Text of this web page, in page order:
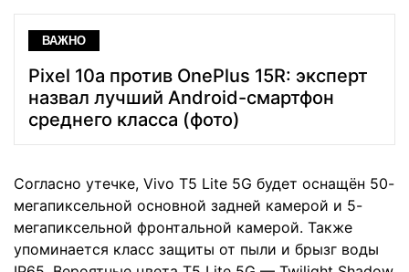
ВАЖНО
Pixel 10a против OnePlus 15R: эксперт
назвал лучший Android-смартфон
среднего класса (фото)
Согласно утечке, Vivo T5 Lite 5G будет оснащён 50-
мегапиксельной основной задней камерой и 5-
мегапиксельной фронтальной камерой. Также
упоминается класс защиты от пыли и брызг воды